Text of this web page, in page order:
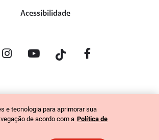
Acessibilidade
PORTAL DE DENÚNCIAS
DE ÉTICA (COLABORADORES)
e tecnologia para aprimorar sua
de acordo com a Política de